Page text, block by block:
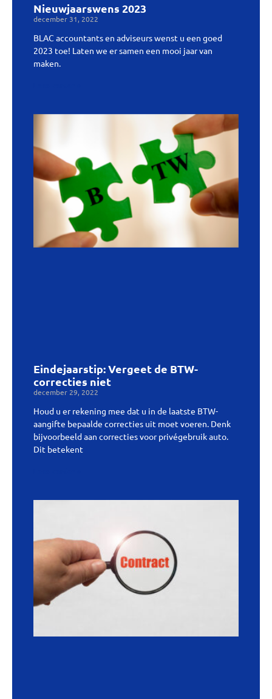
Nieuwjaarswens 2023
december 31, 2022
BLAC accountants en adviseurs wenst u een goed
2023 toe! Laten we er samen een mooi jaar van
maken.
Eindejaarstip: Vergeet de BTW-
correcties niet
december 29, 2022
Houd u er rekening mee dat u in de laatste BTW-
aangifte bepaalde correcties uit moet voeren. Denk
bijvoorbeeld aan correcties voor privégebruik auto.
Dit betekent